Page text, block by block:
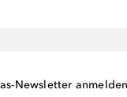
Newsletter